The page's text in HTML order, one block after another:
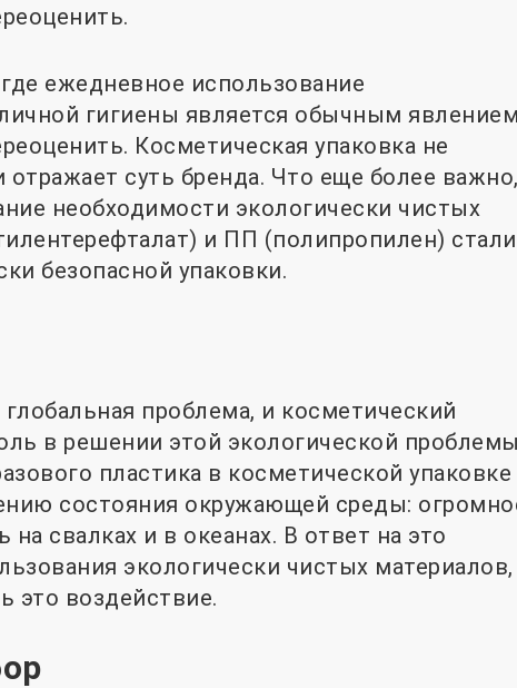
ежедневное использование
гигиены является обычным
Косметическая упаковка не
суть бренда. Что еще более важно,
необходимости экологически чистых
и ПП (полипропилен) стали
безопасной упаковки.
проблема, и косметический
в решении этой экологической
пластика в косметической упаковке
состояния окружающей среды:
свалках и в океанах. В ответ на это
экологически чистых материалов,
это воздействие.